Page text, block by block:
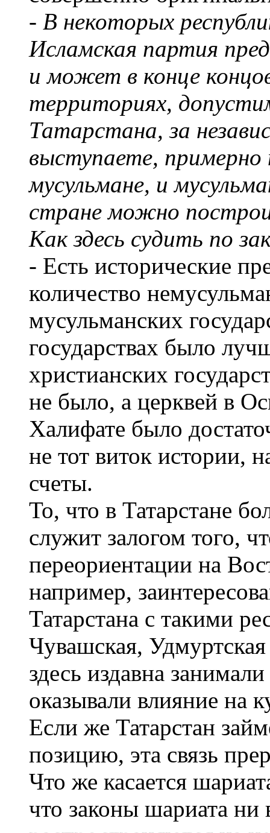
- В некоторых
Исламская партия
и может в конце
территориях,
Татарстана, за
выступаете, примерно
мусульмане, и
стране можно
Как здесь судить по
- Есть исторические
количество
мусульманских
государствах было
христианских
не было, а церквей в
Халифате было
не тот виток истории,
счеты.
То, что в Татарстане
служит залогом того,
переориентации на
например,
Татарстана с такими
Чувашская,
здесь издавна
оказывали влияние на
Если же Татарстан
позицию, эта связь
Что же касается
что законы шариата ни